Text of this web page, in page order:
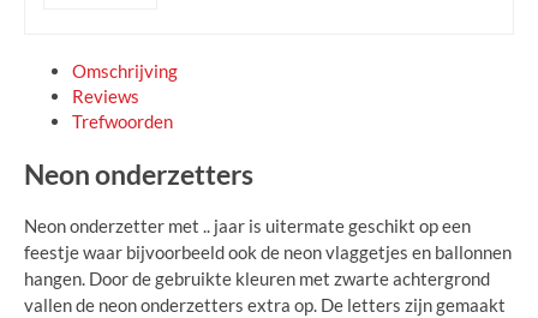
Omschrijving
Reviews
Trefwoorden
Neon onderzetters
Neon onderzetter met .. jaar is uitermate geschikt op een
feestje waar bijvoorbeeld ook de neon vlaggetjes en ballonnen
hangen. Door de gebruikte kleuren met zwarte achtergrond
vallen de neon onderzetters extra op. De letters zijn gemaakt